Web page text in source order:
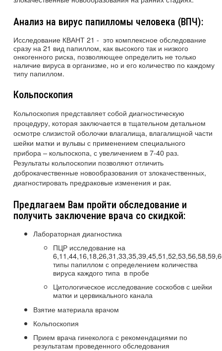
Анализ на вирус папилломы человека (ВПЧ):
Исследование КВАНТ 21 - это комплексное обследование
сразу на 21 вид папиллом, как высокого так и низкого
онкогенного риска, позволяющее определить не только
наличие вируса в организме, но и его количество по каждому
типу папиллом.
Кольпоскопия
Кольпоскопия представляет собой диагностическую
процедуру, которая заключается в тщательном детальном
осмотре слизистой оболочки влагалища, влагалищной части
шейки матки и вульвы с применением специального
прибора – кольпоскопа, с увеличением в 7-40 раз.
Результаты кольпоскопии позволяют отличить
доброкачественные новообразования от злокачественных,
диагностировать предраковые изменения и рак.
Предлагаем Вам пройти обследование и
получить заключение врача со скидкой:
Лабораторная диагностика
ПЦР исследование на
типы папиллом с определением количества
вируса каждого типа в пробе
Цитологическое исследование соскобов с шейки
матки и цервикального канала
Взятие материала врачом
Кольпоскопия
Прием врача гинеколога с рекомендациями по
результатам проведенного обследования